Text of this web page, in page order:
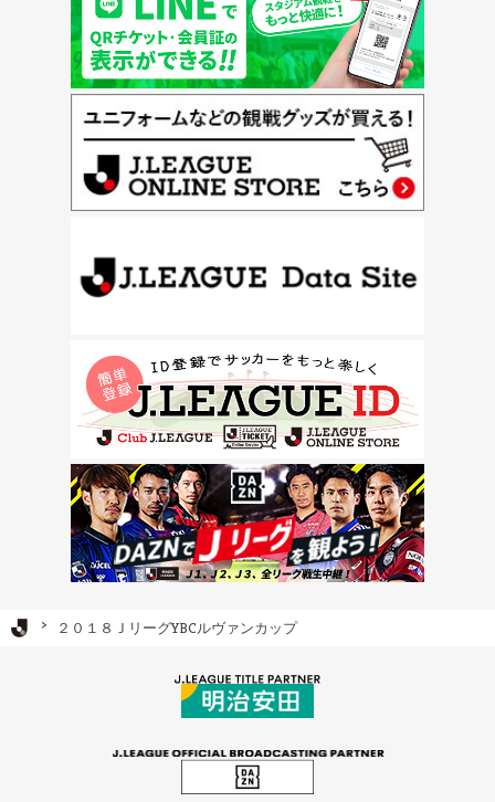
Ｊリーグ TOP
２０１８ＪリーグYBCルヴァンカップ